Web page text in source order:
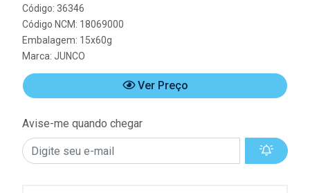
Código: 36346
Código NCM: 18069000
Embalagem: 15x60g
Marca: JUNCO
Ver Preço
Avise-me quando chegar